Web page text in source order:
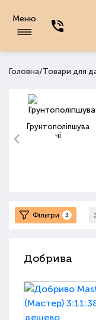
Меню
Головна/Товари для
Грунтополіпшува
чі
Фільтри 3
Добрива